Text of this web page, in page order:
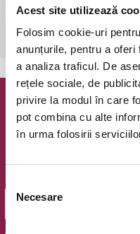
Acest site utilizează
Folosim cookie-uri
anunțurile, pentru a
a analiza traficul. De
rețele sociale, de
privire la modul în care
pot combina cu alte
în urma folosirii
consimțământului
Necesare
alte persoane.